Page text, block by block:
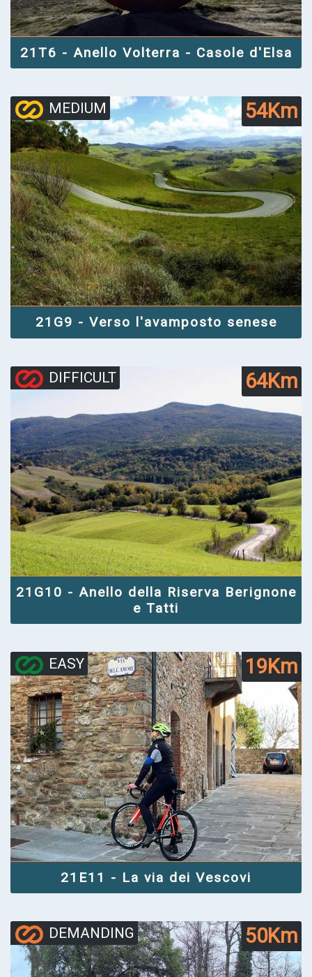
21T6 - Anello Volterra - Casole d'Elsa
MEDIUM 54Km
21G9 - Verso l'avamposto senese
DIFFICULT 64Km
21G10 - Anello della Riserva Berignone
e Tatti
EASY 19Km
21E11 - La via dei Vescovi
DEMANDING 50Km